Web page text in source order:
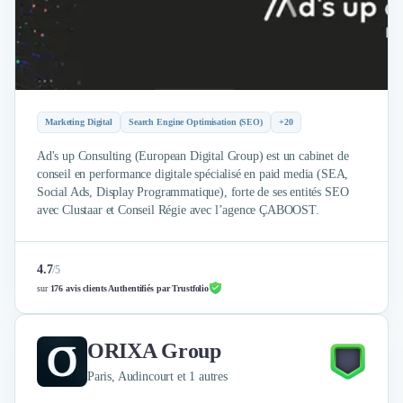
Externalisation Administrative
Direction Financière Externalisée (DAF)
Transactions Services
Droit Commercial
Droit du Travail
Propriété Intellectuelle (IP/IT)
Banque
Gestion de trésorerie
Recouvrement
Due Diligence
Solutions de Paiement
Fiscalité
Développement Web
Product Management
Marketing Digital Search Engine Optimisation (SEO) +20
Ad's up Consulting (European Digital Group) est un cabinet de
conseil en performance digitale spécialisé en paid media (SEA,
Social Ads, Display Programmatique), forte de ses entités SEO
avec Clustaar et Conseil Régie avec l’agence ÇABOOST.
4.7/5
sur 176 avis clients Authentifiés par Trustfolio
ORIXA Group
Paris, Audincourt et 1 autres